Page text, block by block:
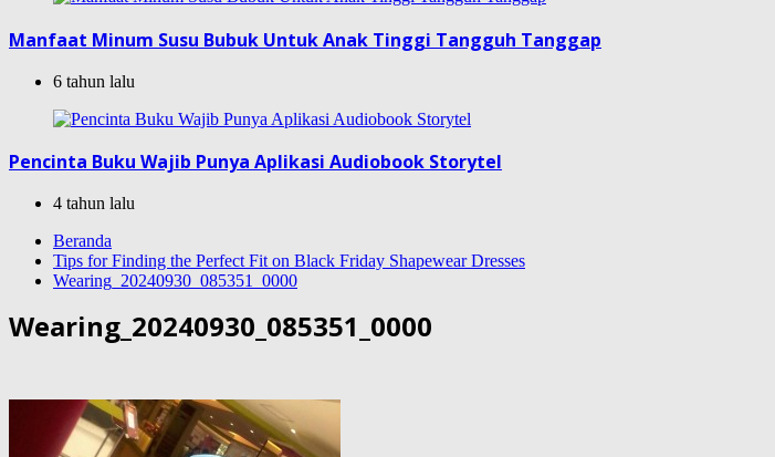
Manfaat Minum Susu Bubuk Untuk Anak Tinggi Tangguh Tanggap
6 tahun lalu
Pencinta Buku Wajib Punya Aplikasi Audiobook Storytel
4 tahun lalu
Beranda
Tips for Finding the Perfect Fit on Black Friday Shapewear Dresses
Wearing_20240930_085351_0000
Wearing_20240930_085351_0000